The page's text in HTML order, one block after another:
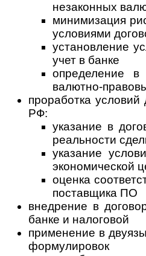
незаконных
минимизация
условиями
установление
учет в банке
определение в
валютно-
проработка
РФ:
указание в
реальности
указание
экономической
оценка
поставщика ПО
внедрение в
банке и налоговой
применение в
формулировок